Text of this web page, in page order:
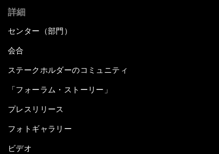
詳細
センター（部門）
会合
ステークホルダーのコミュニティ
「フォーラム・ストーリー」
プレスリリース
フォトギャラリー
ビデオ